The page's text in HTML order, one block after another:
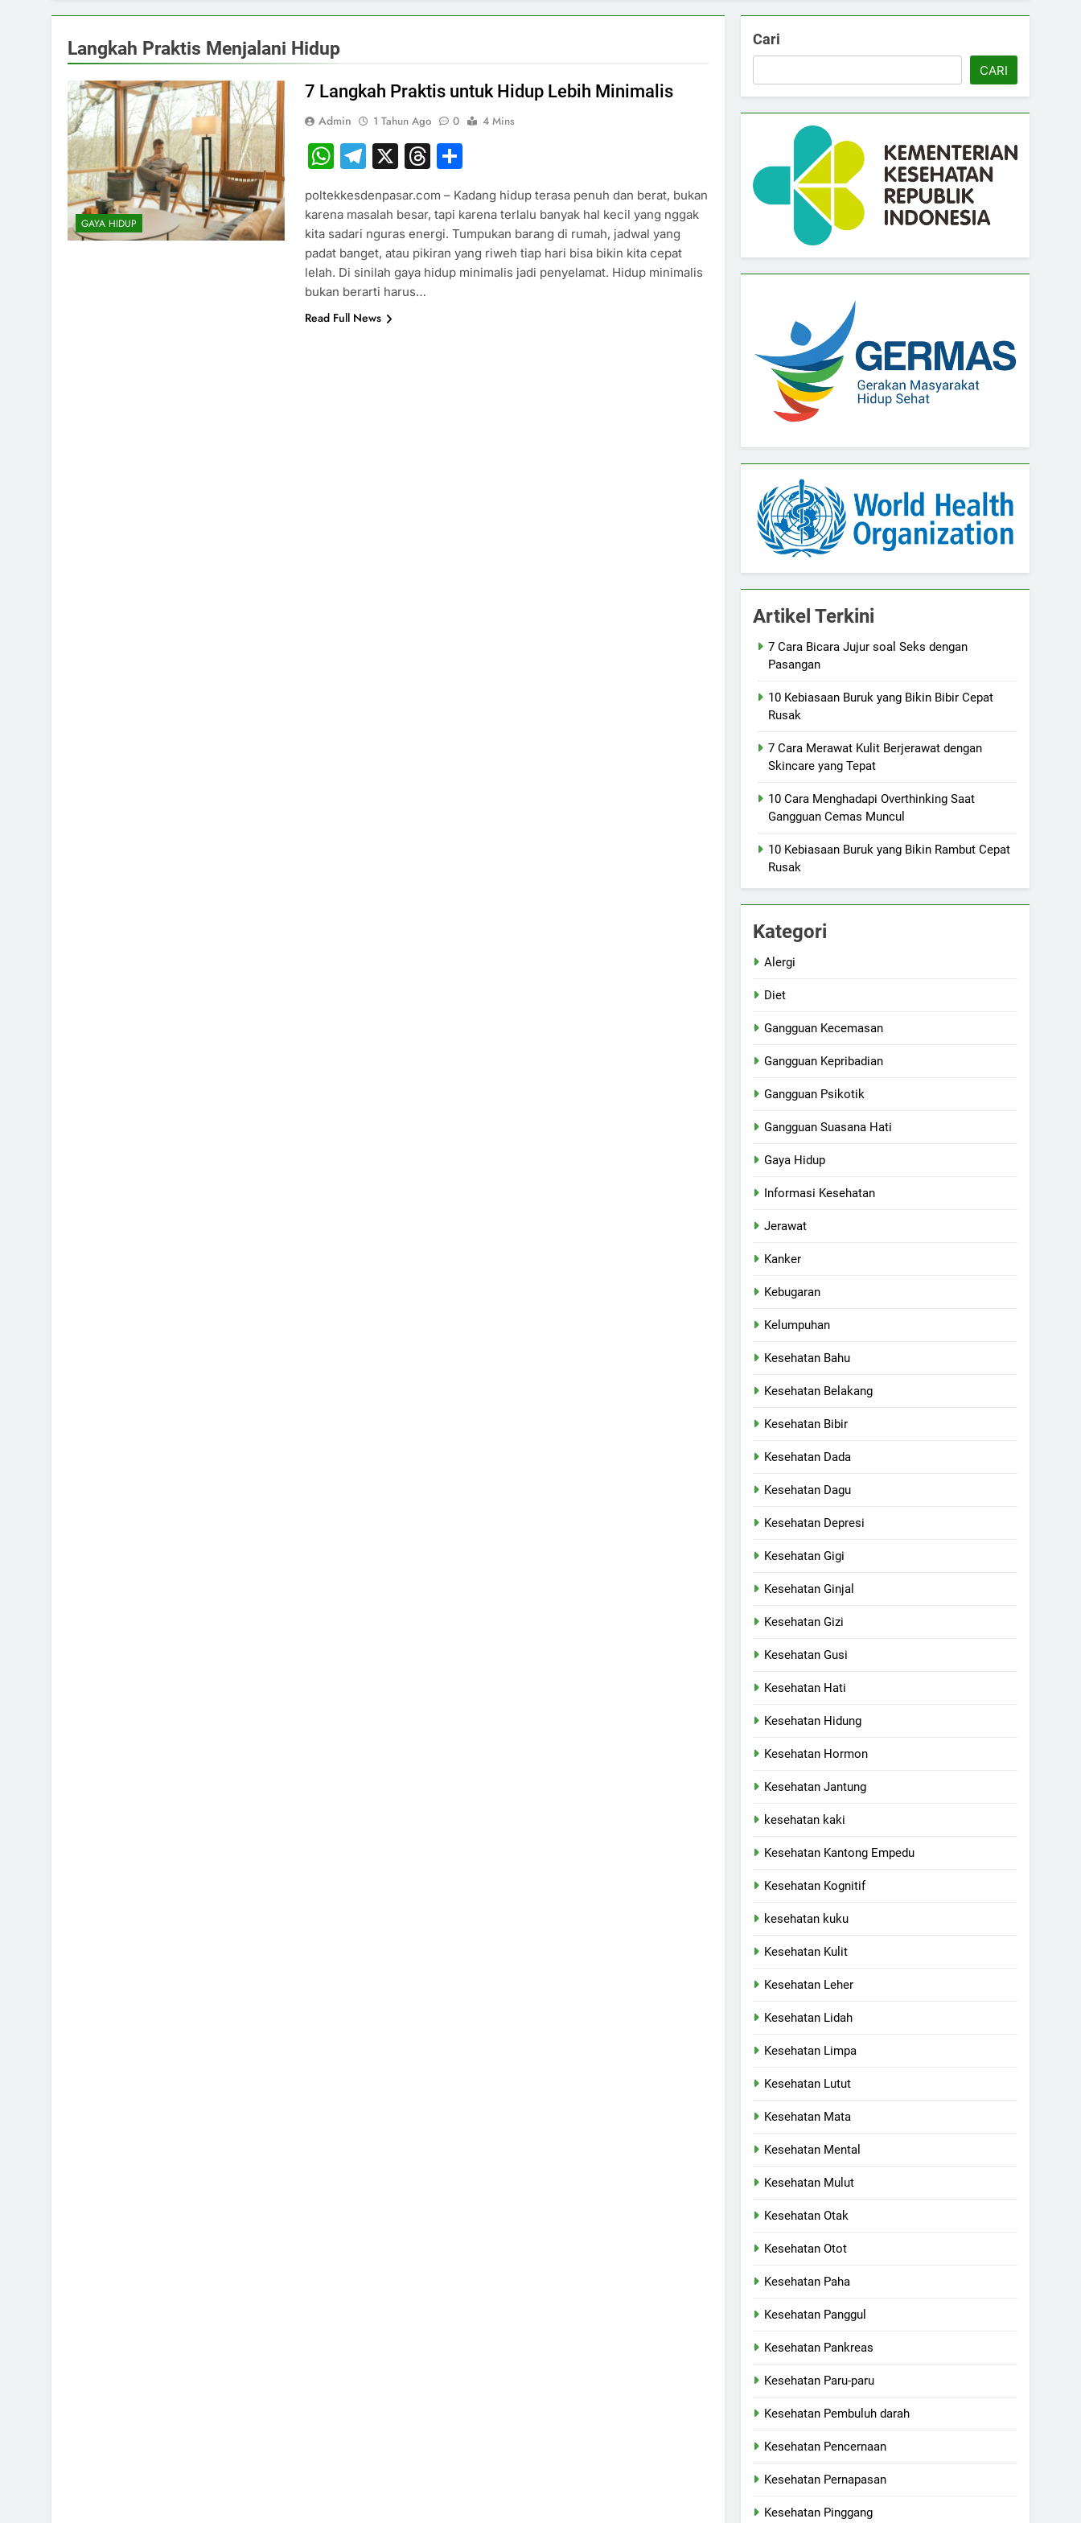
Langkah Praktis Menjalani Hidup
GAYA HIDUP
7 Langkah Praktis untuk Hidup Lebih Minimalis
Admin 1 Tahun Ago 0 4 Mins
WhatsApp
Telegram
X Threads
poltekkesdenpasar.com – Kadang hidup terasa penuh dan berat, bukan
karena masalah besar, tapi karena terlalu banyak hal kecil yang nggak
kita sadari nguras energi. Tumpukan barang di rumah, jadwal yang
padat banget, atau pikiran yang riweh tiap hari bisa bikin kita cepat
lelah. Di sinilah gaya hidup minimalis jadi penyelamat. Hidup minimalis
bukan berarti harus…
Read Full News
Cari
CARI
Artikel Terkini
7 Cara Bicara Jujur soal Seks dengan
Pasangan
10 Kebiasaan Buruk yang Bikin Bibir Cepat
Rusak
7 Cara Merawat Kulit Berjerawat dengan
Skincare yang Tepat
10 Cara Menghadapi Overthinking Saat
Gangguan Cemas Muncul
10 Kebiasaan Buruk yang Bikin Rambut Cepat
Rusak
Kategori
Alergi
Diet
Gangguan Kecemasan
Gangguan Kepribadian
Gangguan Psikotik
Gangguan Suasana Hati
Gaya Hidup
Informasi Kesehatan
Jerawat
Kanker
Kebugaran
Kelumpuhan
Kesehatan Bahu
Kesehatan Belakang
Kesehatan Bibir
Kesehatan Dada
Kesehatan Dagu
Kesehatan Depresi
Kesehatan Gigi
Kesehatan Ginjal
Kesehatan Gizi
Kesehatan Gusi
Kesehatan Hati
Kesehatan Hidung
Kesehatan Hormon
Kesehatan Jantung
kesehatan kaki
Kesehatan Kantong Empedu
Kesehatan Kognitif
kesehatan kuku
Kesehatan Kulit
Kesehatan Leher
Kesehatan Lidah
Kesehatan Limpa
Kesehatan Lutut
Kesehatan Mata
Kesehatan Mental
Kesehatan Mulut
Kesehatan Otak
Kesehatan Otot
Kesehatan Paha
Kesehatan Panggul
Kesehatan Pankreas
Kesehatan Paru-paru
Kesehatan Pembuluh darah
Kesehatan Pencernaan
Kesehatan Pernapasan
Kesehatan Pinggang